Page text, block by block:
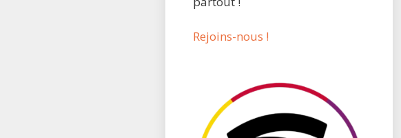
Rejoins-nous !